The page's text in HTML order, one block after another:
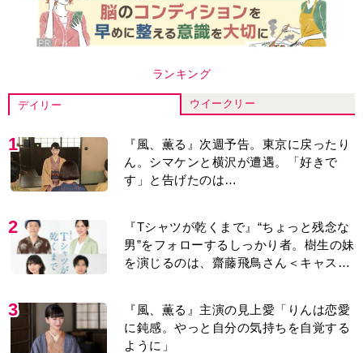
ランキング
デイリー ウイークリー
1
『風、薫る』次週予告。東京に戻ったり
ん。シマケンと横沢が遭遇。「好きで
す」と告げたのは…
2
『Tシャツが乾くまで』“ちょっと残念な
男”をフォローするしっかり者。樹生の妹
を演じるのは、齋藤飛鳥さん＜キャスト
3
『風、薫る』主演の見上愛「りんは恋愛
に鈍感。やっと自分の気持ちを自覚する
ように」